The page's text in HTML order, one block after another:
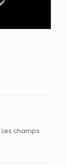
Les champs